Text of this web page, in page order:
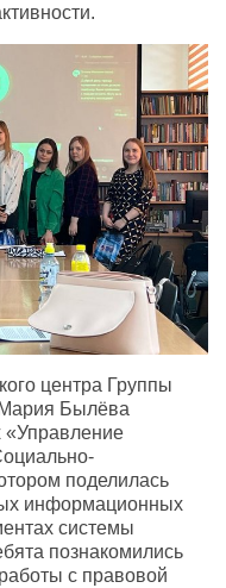
центра Группы
Мария Былёва
«Управление
поделилась
информационных
системы
познакомились
с правовой